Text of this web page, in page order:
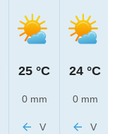
25 °C
0 mm
V
24 °C
0 mm
V